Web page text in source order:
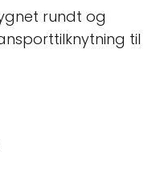
rundt og
til